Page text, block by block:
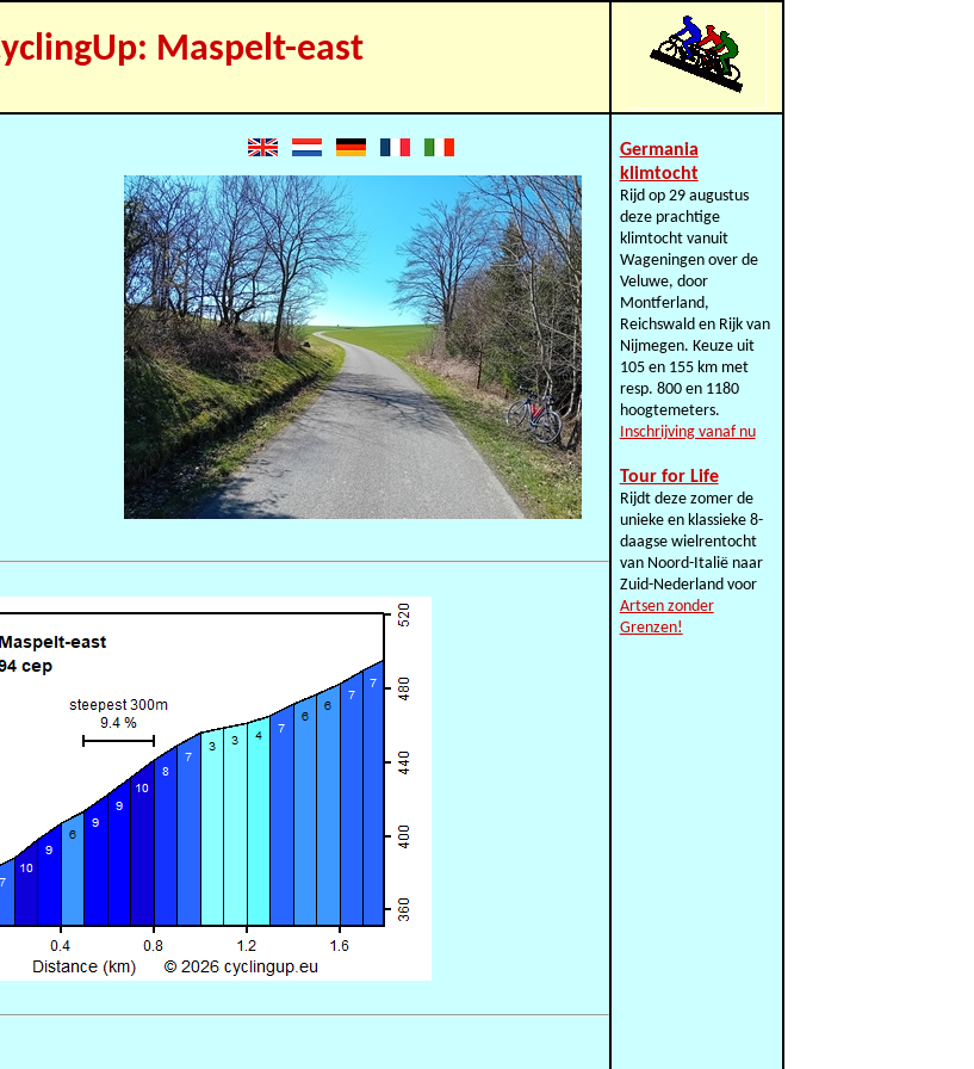
Maspelt-east
Germania
klimtocht
Rijd op 29 augustus
deze prachtige
klimtocht vanuit
Wageningen over de
Veluwe, door
Montferland,
Reichswald en Rijk van
Nijmegen. Keuze uit
105 en 155 km met
resp. 800 en 1180
hoogtemeters.
Inschrijving vanaf nu
Tour for Life
Rijdt deze zomer de
unieke en klassieke 8-
daagse wielrentocht
van Noord-Italië naar
Zuid-Nederland voor
Artsen zonder
Grenzen!